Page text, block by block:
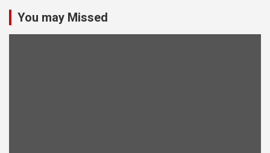
You may Missed